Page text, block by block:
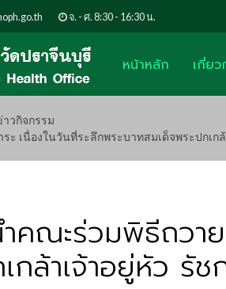
จ. - ศ. 8:30 - 16:30 น.
หน้าหลัก เกี่ยว
วกิจกรรม
เนื่องในวันที่ระลึกพระบาทสมเด็จพระปกเก
ณะร่วมพิธีถวาย
กล้าเจ้าอยู่หัว รัช